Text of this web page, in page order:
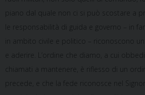
piano dal quale non ci si può scostare a
le responsabilità di guida e governo – in
in ambito civile e politico – riconoscono
e aderire. L’ordine che diamo, a cui
chiamati a mantenere, è riflesso di un
precede, e che la fede riconosce nel